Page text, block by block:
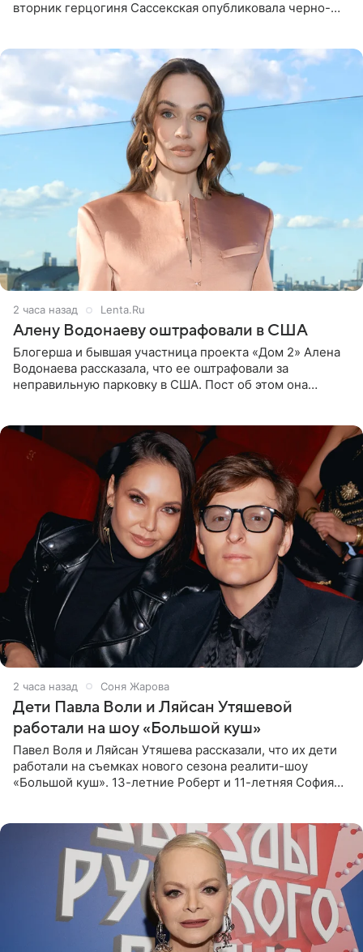
вторник герцогиня Сассекская опубликовала черно-
2 часа назад Lenta.Ru
Алену Водонаеву оштрафовали в США
Блогерша и бывшая участница проекта «Дом 2» Алена
Водонаева рассказала, что ее оштрафовали за
неправильную парковку в США. Пост об этом она
2 часа назад Соня Жарова
Дети Павла Воли и Ляйсан Утяшевой
работали на шоу «Большой куш»
Павел Воля и Ляйсан Утяшева рассказали, что их дети
работали на съемках нового сезона реалити-шоу
«Большой куш». 13-летние Роберт и 11-летняя София